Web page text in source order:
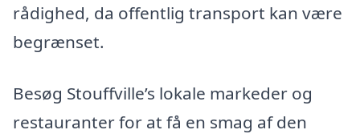
rådighed, da offentlig transport kan være
begrænset.
Besøg Stouffville’s lokale markeder og
restauranter for at få en smag af den